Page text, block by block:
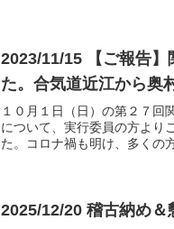
2023/11/15 【ご報告
た。合気道近江から奥
１０月１日（日）の第２７回
について、実行委員の方より
た。コロナ禍も明け、多くの
2025/12/20 稽古納め